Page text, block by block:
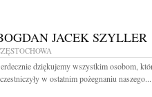
JACEK SZYLLER
dziękujemy wszystkim osobom,
w ostatnim pożegnaniu naszego...